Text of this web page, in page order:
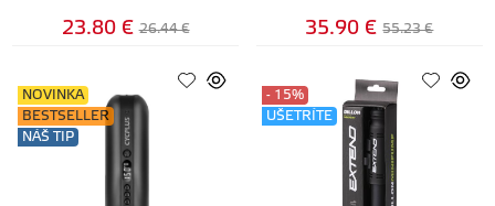
23.80 € 26.44 € 35.90 € 55.23 €
NOVINKA
BESTSELLER
NÁŠ TIP
- 15%
UŠETRÍTE